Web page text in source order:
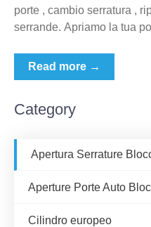
porte , cambio serratura ,
serrande. Apriamo la tua
Read more →
Category
Apertura Serrature
Aperture Porte Auto
Cilindro europeo